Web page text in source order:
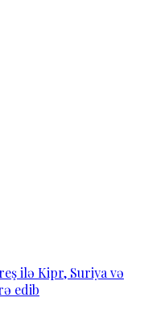
ilə Kipr, Suriya və
edib